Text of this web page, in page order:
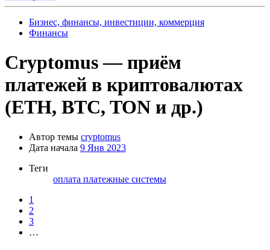
Бизнес, финансы, инвестиции, коммерция
Финансы
Cryptomus — приём
платежей в криптовалютах
(ETH, BTC, TON и др.)
Автор темы cryptomus
Дата начала 9 Янв 2023
Теги
оплата платежные системы
1
2
3
…